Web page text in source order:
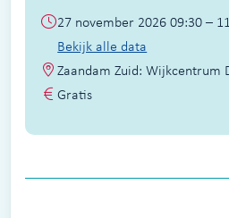
27 november 2026 09:30 –
Bekijk alle data
Zaandam Zuid: Wijkcentrum
Gratis